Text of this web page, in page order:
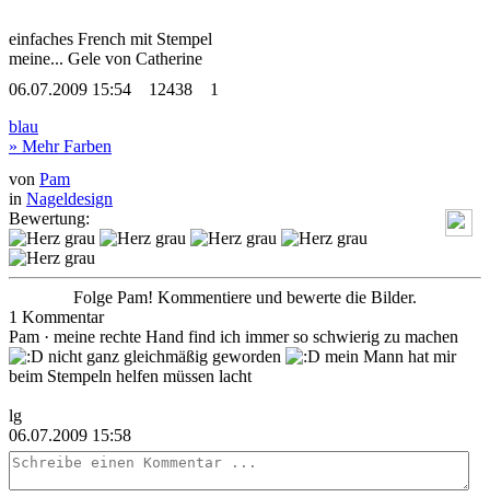
einfaches French mit Stempel
meine... Gele von Catherine
06.07.2009 15:54
12438
1
blau
» Mehr Farben
von Pam
in Nageldesign
Bewertung:
Folge Pam! Kommentiere und bewerte die Bilder.
1 Kommentar
Pam · meine rechte Hand find ich immer so schwierig zu machen
nicht ganz gleichmäßig geworden
mein Mann hat mir
beim Stempeln helfen müssen lacht
lg
06.07.2009 15:58